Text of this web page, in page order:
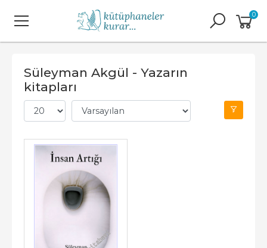
0
Süleyman Akgül - Yazarın
kitapları